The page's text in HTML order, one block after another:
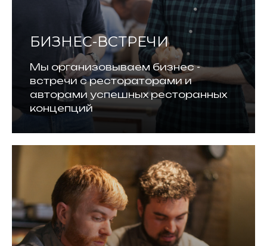
БИЗНЕС-ВСТРЕЧИ
Мы организовываем бизнес -
встречи с рестораторами и
авторами успешных ресторанных
концепций